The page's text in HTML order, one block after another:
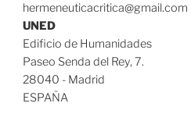
hermeneuticacritica@gmail.com
UNED
Edificio de Humanidades
Paseo Senda del Rey, 7.
28040 - Madrid
ESPAÑA